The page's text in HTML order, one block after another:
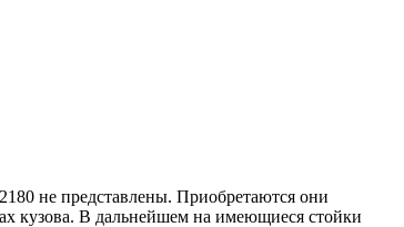
не представлены. Приобретаются они
кузова. В дальнейшем на имеющиеся стойки